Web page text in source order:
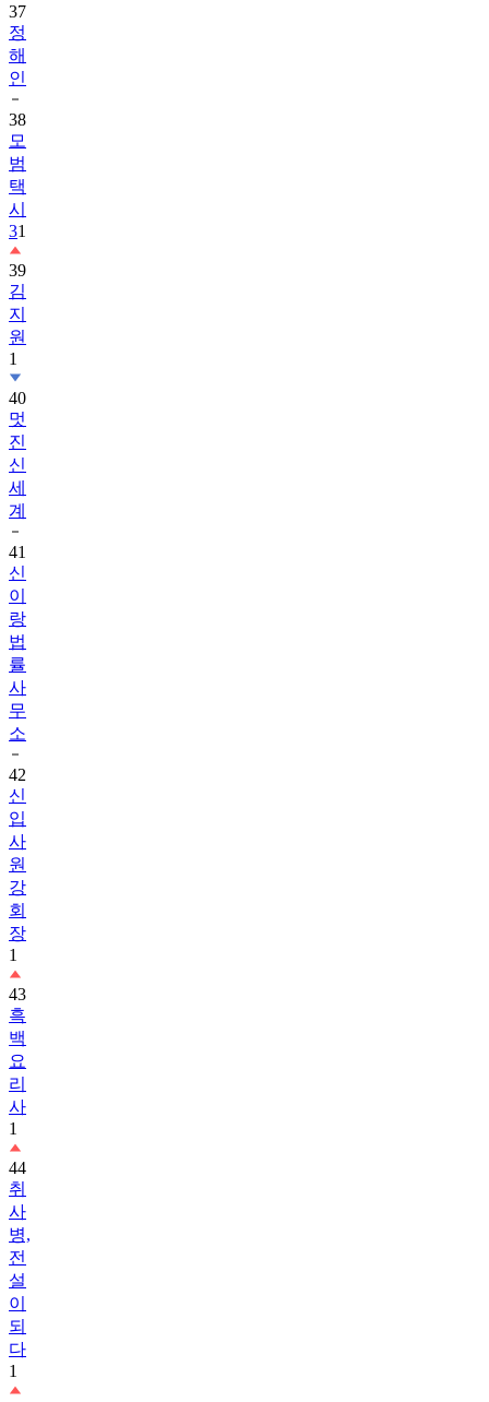
37
정
해
인
38
모
범
택
시
31
39
김
지
원
1
40
멋
진
신
세
계
41
신
이
랑
법
률
사
무
소
42
신
입
사
원
강
회
장
1
43
흑
백
요
리
사
1
44
취
사
병,
전
설
이
되
다
1